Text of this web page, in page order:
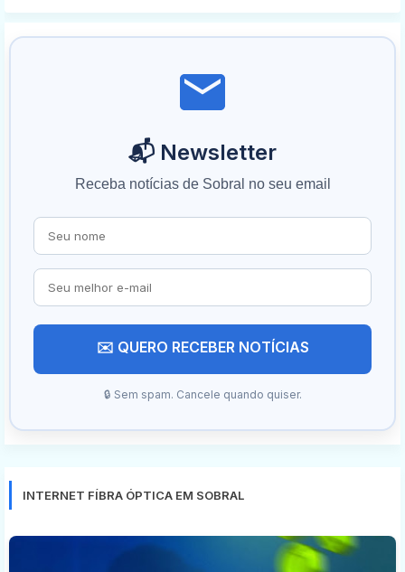
📬 Newsletter
Receba notícias de Sobral no seu email
✉️ QUERO RECEBER NOTÍCIAS
🔒 Sem spam. Cancele quando quiser.
INTERNET FÍBRA ÓPTICA EM SOBRAL